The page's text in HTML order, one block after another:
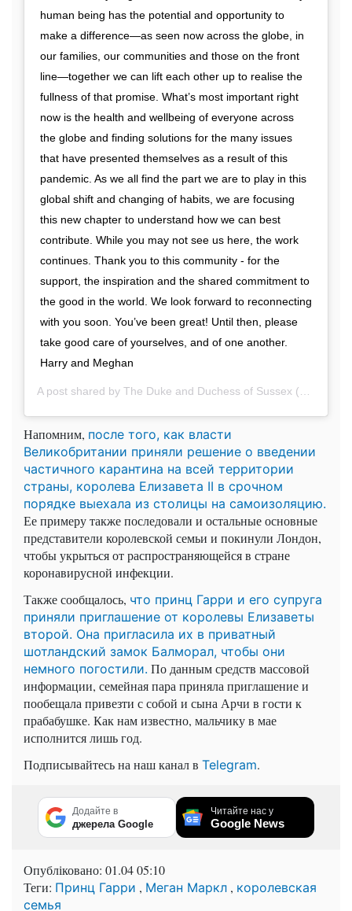
human being has the potential and opportunity to
make a difference—as seen now across the globe, in
our families, our communities and those on the front
line—together we can lift each other up to realise the
fullness of that promise. What’s most important right
now is the health and wellbeing of everyone across
the globe and finding solutions for the many issues
that have presented themselves as a result of this
pandemic. As we all find the part we are to play in this
global shift and changing of habits, we are focusing
this new chapter to understand how we can best
contribute. While you may not see us here, the work
continues. Thank you to this community - for the
support, the inspiration and the shared commitment to
the good in the world. We look forward to reconnecting
with you soon. You’ve been great! Until then, please
take good care of yourselves, and of one another.
Harry and Meghan
A post shared by The Duke and Duchess of Sussex (@sussexroyal) on
Напомним, после того, как власти
Великобритании приняли решение о введении
частичного карантина на всей территории
страны, королева Елизавета II в срочном
порядке выехала из столицы на самоизоляцию.
Ее примеру также последовали и остальные основные
представители королевской семьи и покинули Лондон,
чтобы укрыться от распространяющейся в стране
коронавирусной инфекции.
Также сообщалось, что принц Гарри и его супруга
приняли приглашение от королевы Елизаветы
второй. Она пригласила их в приватный
шотландский замок Балморал, чтобы они
немного погостили. По данным средств массовой
информации, семейная пара приняла приглашение и
пообещала привезти с собой и сына Арчи в гости к
прабабушке. Как нам известно, мальчику в мае
исполнится лишь год.
Подписывайтесь на наш канал в Telegram.
Додайте в
джерела Google
Читайте нас у
Google News
Опубліковано: 01.04 05:10
Теги: Принц Гарри , Меган Маркл , королевская
семья